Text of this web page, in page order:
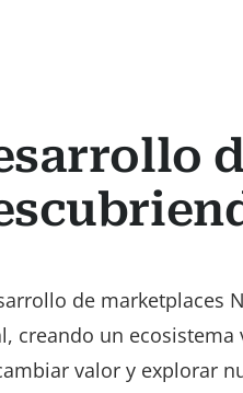
de marketplaces
creando un
valor y explorar